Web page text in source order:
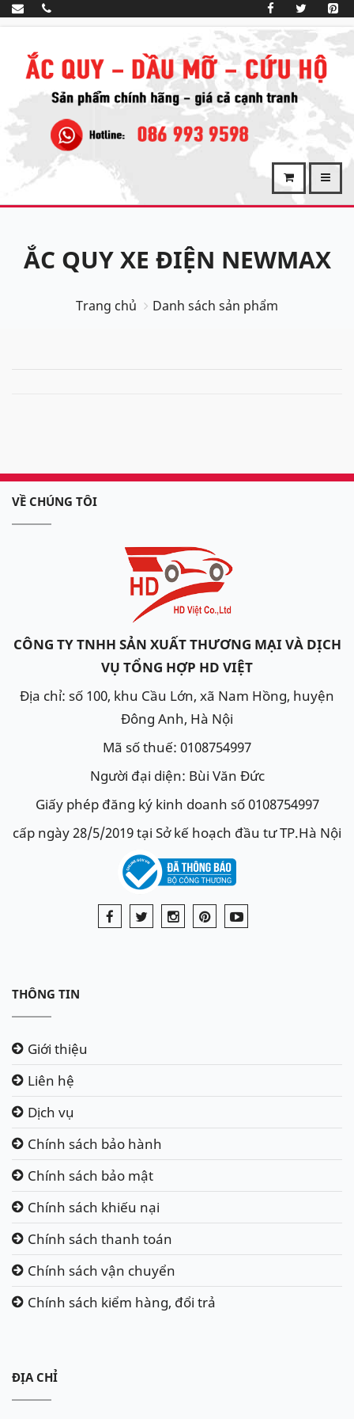
ẮC QUY XE ĐIỆN NEWMAX
Trang chủ Danh sách sản phẩm
VỀ CHÚNG TÔI
CÔNG TY TNHH SẢN XUẤT THƯƠNG MẠI VÀ DỊCH
VỤ TỔNG HỢP HD VIỆT
Địa chỉ: số 100, khu Cầu Lớn, xã Nam Hồng, huyện
Đông Anh, Hà Nội
Mã số thuế: 0108754997
Người đại diện: Bùi Văn Đức
Giấy phép đăng ký kinh doanh số 0108754997
cấp ngày 28/5/2019 tại Sở kế hoạch đầu tư TP.Hà Nội
THÔNG TIN
Giới thiệu
Liên hệ
Dịch vụ
Chính sách bảo hành
Chính sách bảo mật
Chính sách khiếu nại
Chính sách thanh toán
Chính sách vận chuyển
Chính sách kiểm hàng, đổi trả
ĐỊA CHỈ